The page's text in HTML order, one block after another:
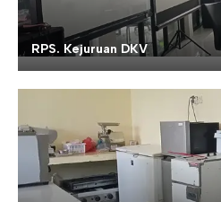
RPS. Kejuruan DKV